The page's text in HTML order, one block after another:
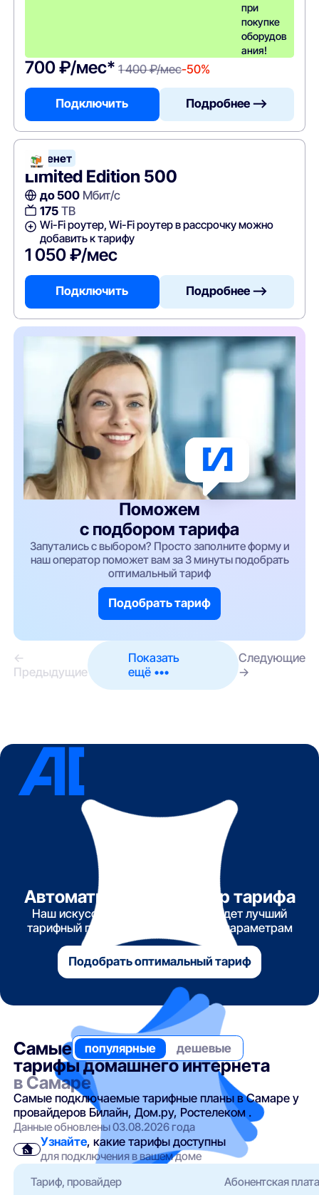
при
покупке
оборудов
ания!
700 ₽/мес* 1 400 ₽/мес-50%
Подключить Подробнее —>
Теленет
Limited Edition 500
до 500Мбит/с
175ТВ
Wi-Fi роутер, Wi-Fi роутер в рассрочку можно
добавить к тарифу
1 050 ₽/мес
Подключить Подробнее —>
Поможем
с подбором тарифа
Запутались с выбором? Просто заполните форму и
наш оператор поможет вам за 3 минуты подобрать
оптимальный тариф
Подобрать тариф
←
Предыдущие
Показать
ещё •••
Следующие
→
Автоматический подбор тарифа
Наш искусственный интеллект найдет лучший
тарифный план по указанным вами параметрам
Подобрать оптимальный тариф
Самые популярные дешевые
тарифы домашнего интернета
в Самаре
Самые подключаемые тарифные планы в Самаре у
провайдеров Билайн, Дом.ру, Ростелеком .
Данные обновлены 03.08.2026 года
Узнайте, какие тарифы доступны
для подключения в вашем доме
Тариф, провайдер
Абонентская